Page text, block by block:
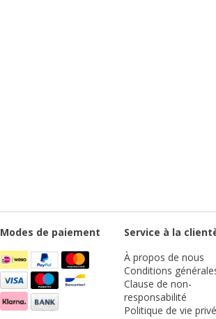
Modes de paiement
Service à la
À propos de nous
Conditions
Clause de non-
responsabilité
Politique de vie